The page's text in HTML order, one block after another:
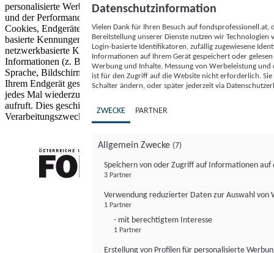
personalisierte Werbung und Inhalte, Messung von Werbeleistung
und der Performance von Inhalten sowie Zielgruppenforschung.
Cookies, Endgeräte- oder ähnliche Online-Kennungen (z. B. login-
basierte Kennungen, zufällig generierte Kennungen,
netzwerkbasierte Kennungen) können zusammen mit anderen
Informationen (z. B. Browsertyp und Browserinformationen,
Sprache, Bildschirmgröße, unterstützte Technologien usw.) auf
Ihrem Endgerät gespeichert oder von dort ausgelesen werden, um es
jedes Mal wiederzuerkennen, wenn es eine App oder einer Webseite
aufruft. Dies geschieht für einen oder mehrere der hier aufgeführten
Verarbeitungszwecke.
Datenschutzinformation
Vielen Dank für Ihren Besuch auf
Bereitstellung unserer Dienste nutzen wir Technologien
Login-basierte Identifikatoren, zufällig zugewiesene
Informationen auf Ihrem Gerät gespeichert oder
Werbung und Inhalte, Messung von Werbeleistung
ist für den Zugriff auf die Website nicht erforderlich.
Schalter ändern, oder später jederzeit via
ZWECKE PARTNER
Allgemein Zwecke (7)
Speichern von oder Zugriff auf Informationen auf
3 Partner
Verwendung reduzierter Daten zur Auswahl von
1 Partner
- mit berechtigtem Interesse
1 Partner
Erstellung von Profilen für personalisierte
FONDS professionell